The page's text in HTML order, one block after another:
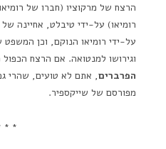
הרצח של מרקוציו (חברו של
רומיאו) על-ידי טיבלט, אחיינה
על-ידי רומיאו הנוקם, וכן המשפט
וגירושו למנטואה. אם הרצח
הפרברים, אתם לא טועים, שהרי
מפורסם של שייקספיר.
* *